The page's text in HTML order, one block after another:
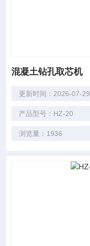
混凝土钻孔取芯机
更新时间：2026-07-29
产品型号：HZ-20
浏览量：1936